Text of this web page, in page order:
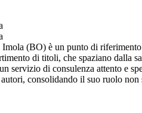
(BO) è un punto di
di titoli, che spaziano dalla
servizio di consulenza attento e
consolidando il suo ruolo